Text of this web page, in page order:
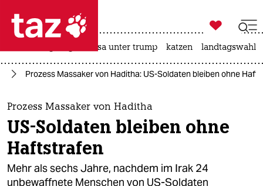
 taz zahl ich
taz zahl ich
themen
politik
öko

taz zahl ich
usa unter trump katzen landtagswahl
Prozess Massaker von Haditha: US-Soldaten bleiben ohne
Prozess Massaker von Haditha
US-Soldaten bleiben ohne
Haftstrafen
Mehr als sechs Jahre, nachdem im Irak 24
unbewaffnete Menschen von US-Soldaten